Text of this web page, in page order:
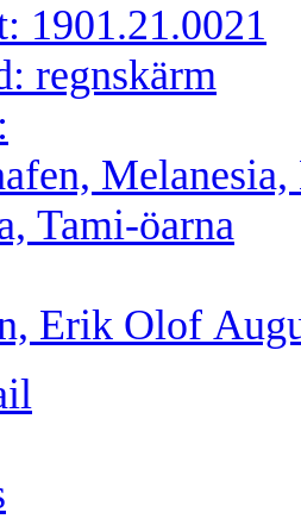
1901.21.0021
regnskärm
Tami-öarna
Erik Olof